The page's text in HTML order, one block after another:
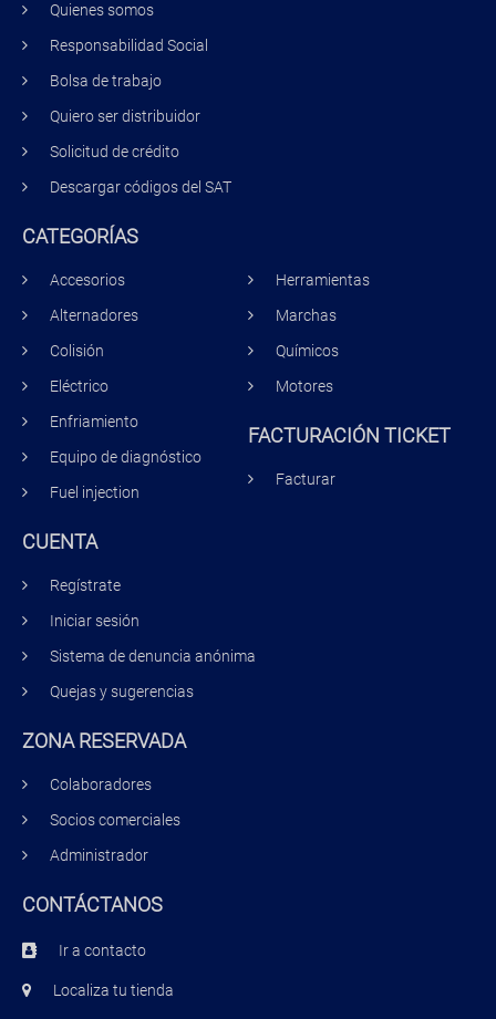
Quienes somos
Responsabilidad Social
Bolsa de trabajo
Quiero ser distribuidor
Solicitud de crédito
Descargar códigos del SAT
CATEGORÍAS
Accesorios
Alternadores
Colisión
Eléctrico
Enfriamiento
Equipo de diagnóstico
Fuel injection
Herramientas
Marchas
Químicos
Motores
FACTURACIÓN TICKET
Facturar
CUENTA
Regístrate
Iniciar sesión
Sistema de denuncia anónima
Quejas y sugerencias
ZONA RESERVADA
Colaboradores
Socios comerciales
Administrador
CONTÁCTANOS
Ir a contacto
Localiza tu tienda